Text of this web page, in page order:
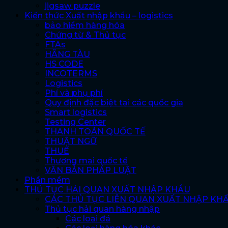
jigsaw puzzle
Kiến thức Xuất nhập khẩu – logistics
bảo hiểm hàng hóa
Chứng từ & Thủ tục
FTAs
HÃNG TÀU
HS CODE
INCOTERMS
Logistics
Phí và phụ phí
Quy định đặc biệt tại các quốc gia
Smart logistics
Testing Center
THANH TOÁN QUỐC TẾ
THUẬT NGỮ
THUẾ
Thương mại quốc tế
VĂN BẢN PHÁP LUẬT
Phần mềm
THỦ TỤC HẢI QUAN XUẤT NHẬP KHẨU
CÁC THỦ TỤC LIÊN QUAN XUẤT NHẬP
Thủ tục hải quan hàng nhập
Các loại đá